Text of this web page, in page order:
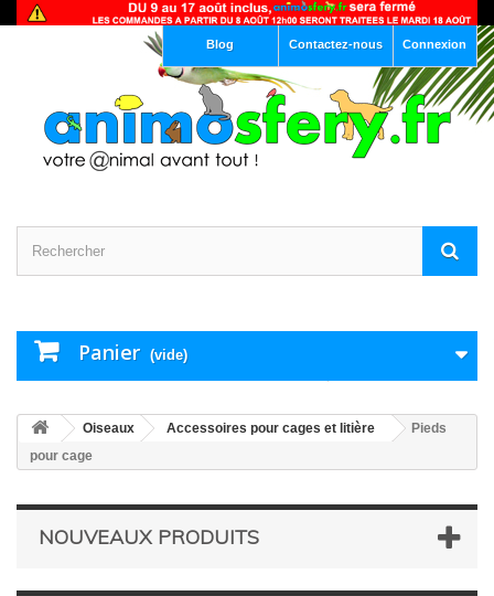
Connexion
Contactez-nous
Blog
Panier (vide)
Oiseaux Accessoires pour cages et litière
Pieds
pour cage
NOUVEAUX PRODUITS